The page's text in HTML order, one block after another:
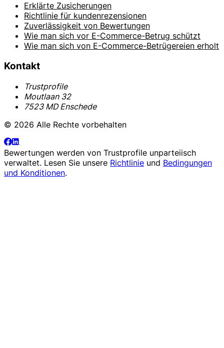
Erklärte Zusicherungen
Richtlinie für kundenrezensionen
Zuverlässigkeit von Bewertungen
Wie man sich vor E-Commerce-Betrug schützt
Wie man sich von E-Commerce-Betrügereien erholt
Kontakt
Trustprofile
Moutlaan 32
7523 MD Enschede
© 2026 Alle Rechte vorbehalten
Bewertungen werden von Trustprofile unparteiisch
verwaltet. Lesen Sie unsere Richtlinie und Bedingungen
und Konditionen.